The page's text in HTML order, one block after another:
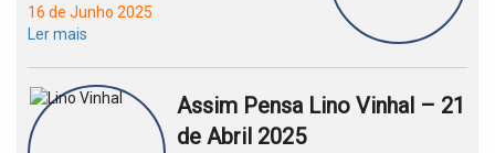
16 de Junho 2025
Ler mais
Assim Pensa Lino Vinhal – 21
de Abril 2025